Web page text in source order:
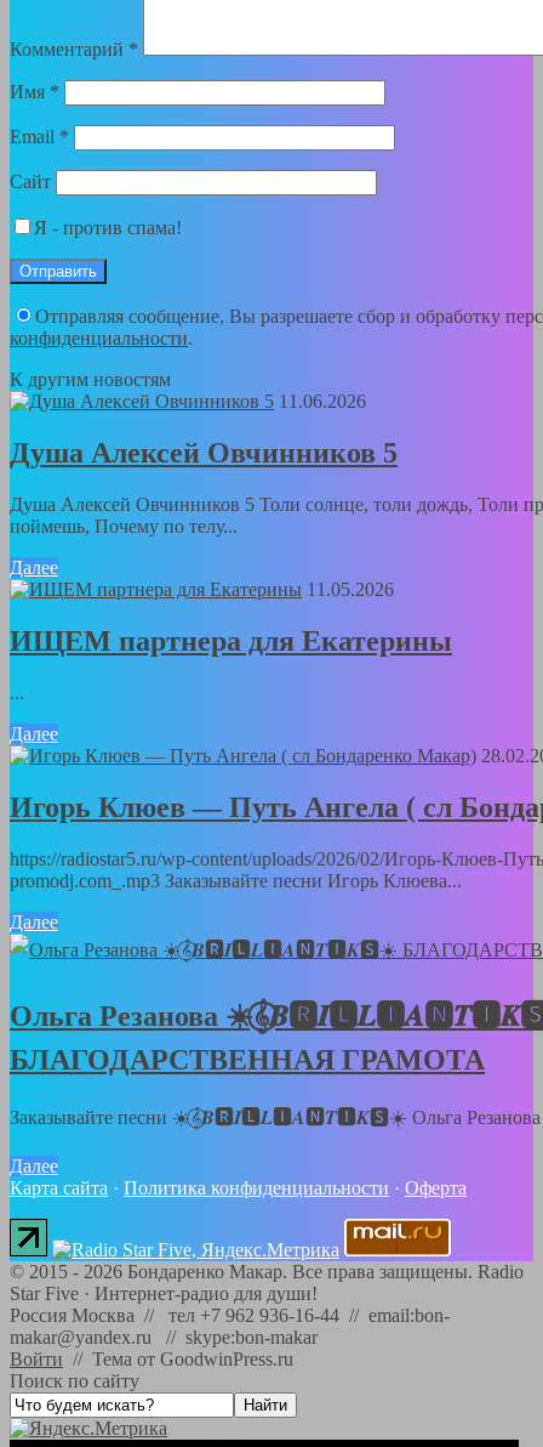
Комментарий *
Имя *
Email *
Сайт
Я - против спама!
Отправляя сообщение, Вы разрешаете сбор и обработку
конфиденциальности.
К другим новостям
11.06.2026
Душа Алексей Овчинников 5
Душа Алексей Овчинников 5 Толи солнце, толи дождь, Толи
поймешь, Почему по телу...
Далее
11.05.2026
ИЩЕМ партнера для Екатерины
...
Далее
Игорь Клюев — Путь Ангела ( сл
https://radiostar5.ru/wp-content/uploads/2026/02/Игорь-Клюев-
promodj.com_.mp3 Заказывайте песни Игорь Клюева...
Далее
Ольга Резанова
БЛАГОДАРСТВЕННАЯ ГРАМОТА
Заказывайте песни ☀️𝄞⃝𝑩🆁𝑰🅻𝑳🅸𝑨🅽𝑻🅸𝑲🆂☀️ Ольга Резанова
Далее
Карта сайта · Политика конфиденциальности · Оферта
© 2015 - 2026 Бондаренко Макар. Все права защищены. Radio
Star Five · Интернет-радио для души!
Россия Москва // тел +7 962 936-16-44 // email:bon-
makar@yandex.ru // skype:bon-makar
Войти // Тема от GoodwinPress.ru
Поиск по сайту